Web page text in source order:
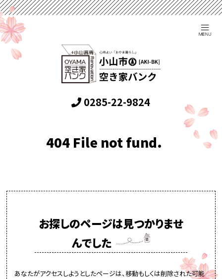
0285-22-9824
404 File not fund.
お探しのページは見つかりませ
んでした
あなたがアクセスしようとしたページは、移動もしくは削除された可能